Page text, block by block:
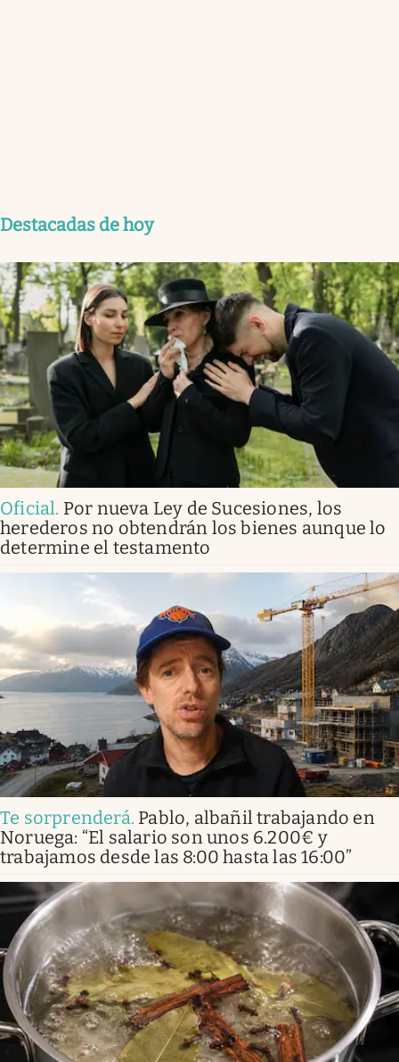
Destacadas de hoy
Oficial. Por nueva Ley de Sucesiones, los
herederos no obtendrán los bienes aunque lo
determine el testamento
Te sorprenderá. Pablo, albañil trabajando en
Noruega: “El salario son unos 6.200€ y
trabajamos desde las 8:00 hasta las 16:00”